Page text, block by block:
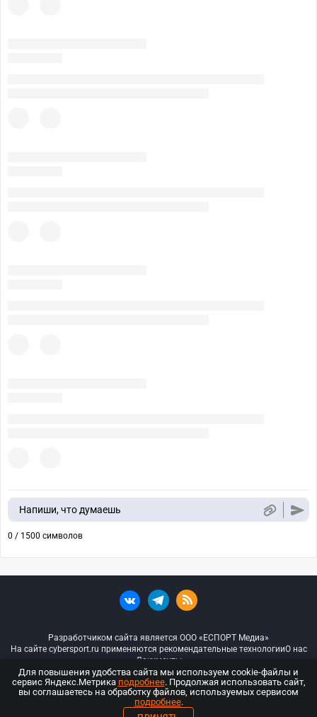
Напиши, что думаешь
0 / 1500 символов
Разработчиком сайта является ООО «ЕСПОРТ Медиа»
На сайте cybersport.ru применяются рекомендательные технологииО нас
Документы
© ООО «Киберспорт.ру» — Все права защищены
18+
Для повышения удобства сайта мы используем cookie-файлы и
сервис Яндекс.Метрика подробнее. Продолжая использовать сайт,
вы соглашаетесь на обработку файлов, используемых сервисом
подробнее.